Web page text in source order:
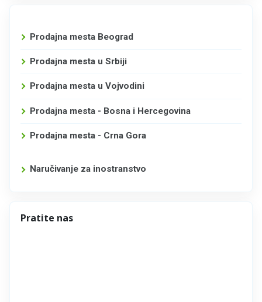
Prodajna mesta Beograd
Prodajna mesta u Srbiji
Prodajna mesta u Vojvodini
Prodajna mesta - Bosna i Hercegovina
Prodajna mesta - Crna Gora
Naručivanje za inostranstvo
Pratite nas